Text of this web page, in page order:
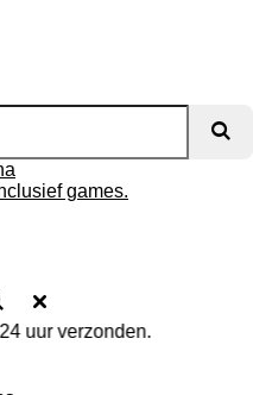
games.
uur verzonden.